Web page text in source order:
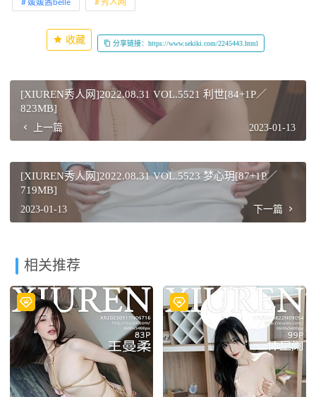
媛媛酱belle 秀人网
收藏 分享链接：https://www.sekiki.com/2245443.html
[XIUREN秀人网]2022.08.31 VOL.5521 利世[84+1P／
823MB]
上一篇 2023-01-13
[XIUREN秀人网]2022.08.31 VOL.5523 梦心玥[87+1P／
719MB]
2023-01-13 下一篇
相关推荐